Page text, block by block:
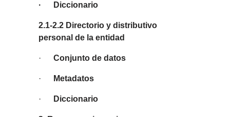
· Diccionario
2.1-2.2 Directorio y distributivo
personal de la entidad
· Conjunto de datos
· Metadatos
· Diccionario